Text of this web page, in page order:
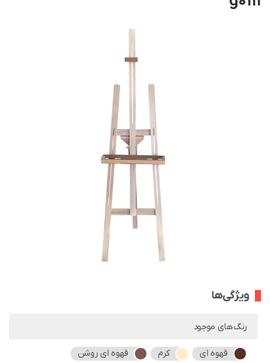
ویژگی‌ها
رنگ‌های موجود
قهوه ای کرم قهوه ای روشن